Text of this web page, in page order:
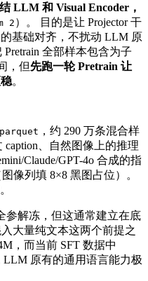
LLM 和 Visual Encoder，
2）。 目的是让 Projector 干
基础对齐，不扰动 LLM 原
全部样本包含为子
，但先跑一轮 Pretrain 让
。
，约 290 万条混合样
caption、自然图像上的推理
Claude/GPT-4o 合成的指
像列填 8×8 黑图占位）。
参解冻，但这通常建立在底
大量纯文本这两个前提之
，而当前 SFT 数据中
LLM 原有的通用语言能力极